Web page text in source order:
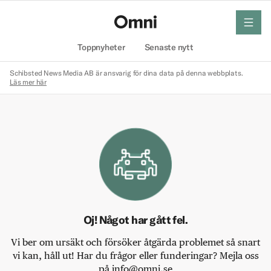
Toppnyheter Senaste nytt
meny
Schibsted News Media AB är ansvarig för dina data på denna webbplats.
Läs mer här
Oj! Något har gått fel.
Vi ber om ursäkt och försöker åtgärda problemet så snart
vi kan, håll ut! Har du frågor eller funderingar? Mejla oss